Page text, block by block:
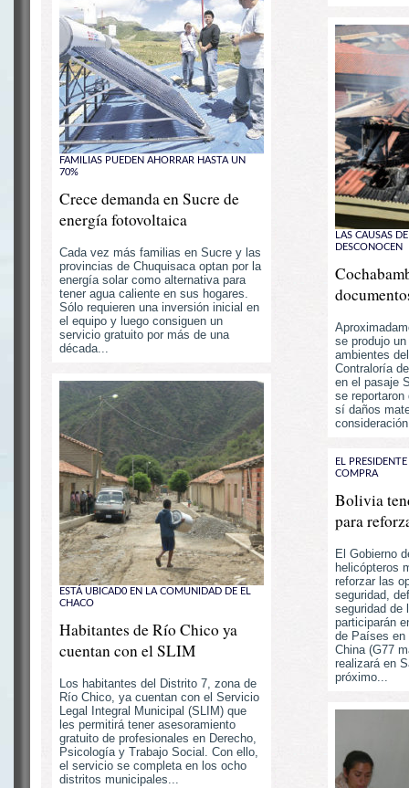
FAMILIAS PUEDEN AHORRAR HASTA UN
70%
Crece demanda en Sucre de
energía fotovoltaica
Cada vez más familias en Sucre y las
provincias de Chuquisaca optan por la
energía solar como alternativa para
tener agua caliente en sus hogares.
Sólo requieren una inversión inicial en
el equipo y luego consiguen un
servicio gratuito por más de una
década...
ESTÁ UBICAD0 EN LA COMUNIDAD DE EL
CHACO
Habitantes de Río Chico ya
cuentan con el SLIM
Los habitantes del Distrito 7, zona de
Río Chico, ya cuentan con el Servicio
Legal Integral Municipal (SLIM) que
les permitirá tener asesoramiento
gratuito de profesionales en Derecho,
Psicología y Trabajo Social. Con ello,
el servicio se completa en los ocho
distritos municipales...
LAS CAUSAS
DESCONOCEN
se produjo
ambientes
Contraloría
en el pasaje
se reportaron
sí daños
EL
COMPRA
Bolivia
para
El Gobierno
helicópteros
reforzar las
seguridad,
seguridad de
participarán
de Países en
China (G77
realizará en
próximo...